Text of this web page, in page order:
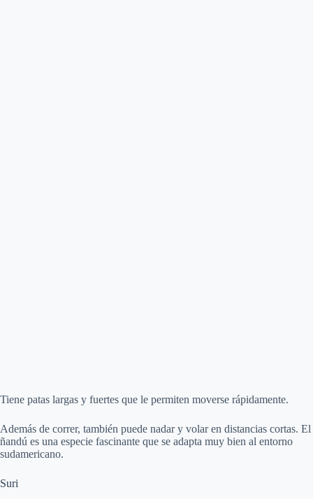
Tiene patas largas y fuertes que le permiten moverse rápidamente.
Además de correr, también puede nadar y volar en distancias cortas. El
ñandú es una especie fascinante que se adapta muy bien al entorno
sudamericano.
Suri